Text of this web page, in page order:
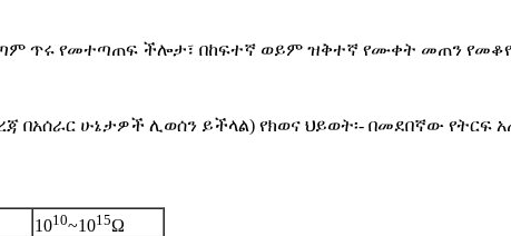
ጥሩ የመተጣጠፍ ችሎታ፣ በከፍተኛ ወይም ዝቅተኛ የሙቀት መጠን
በአሰራር ሁኔታዎች ሊወሰን ይችላል) የክወና ህይወት፡- በመደበኛው
1010~1015Ω